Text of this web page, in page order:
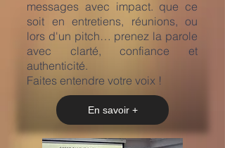
messages avec impact. que ce
soit en entretiens, réunions, ou
lors d'un pitch… prenez la parole
avec clarté, confiance et
authenticité.
Faites entendre votre voix !
En savoir +